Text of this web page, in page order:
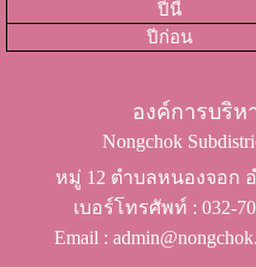
ปีนี้
ปีก่อน
องค์การบริ
Nongchok
หมู่ 12 ตำบลหนองจอก
เบอร์โทรศัพท์ ​: 032-
Email :